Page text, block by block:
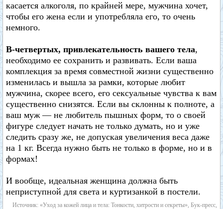
касается алкоголя, по крайней мере, мужчина хочет,
чтобы его жена если и употребляла его, то очень
немного.
В-четвертых, привлекательность вашего тела,
необходимо ее сохранить и развивать. Если ваша
комплекция за время совместной жизни существенно
изменилась и вышла за рамки, которые любит
мужчина, скорее всего, его сексуальные чувства к вам
существенно снизятся. Если вы склонны к полноте, а
ваш муж — не любитель пышных форм, то о своей
фигуре следует начать не только думать, но и уже
следить сразу же, не допуская увеличения веса даже
на 1 кг. Всегда нужно быть не только в форме, но и в
формах!
И вообще, идеальная женщина должна быть
неприступной для света и куртизанкой в постели.
Источник: «Уход за кожей лица и тела: Тонкости, хитрости и секреты», Бук-пресс,